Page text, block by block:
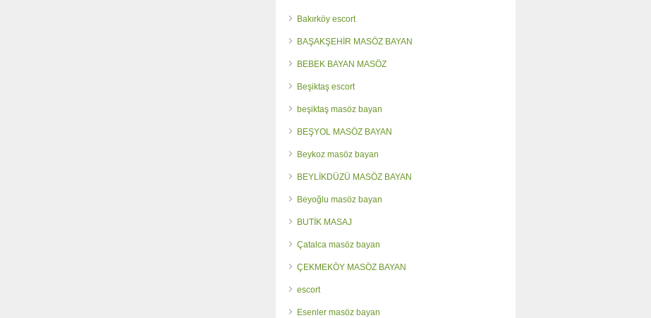
Bakırköy escort
BAŞAKŞEHİR MASÖZ BAYAN
BEBEK BAYAN MASÖZ
Beşiktaş escort
beşiktaş masöz bayan
BEŞYOL MASÖZ BAYAN
Beykoz masöz bayan
BEYLİKDÜZÜ MASÖZ BAYAN
Beyoğlu masöz bayan
BUTİK MASAJ
Çatalca masöz bayan
ÇEKMEKÖY MASÖZ BAYAN
escort
Esenler masöz bayan